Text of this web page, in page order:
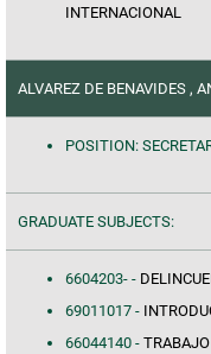
INTERNACIONAL
ALVAREZ DE BENAVIDES ,
POSITION:
GRADUATE SUBJECTS:
6604203- -
69011017 -
66044140 -